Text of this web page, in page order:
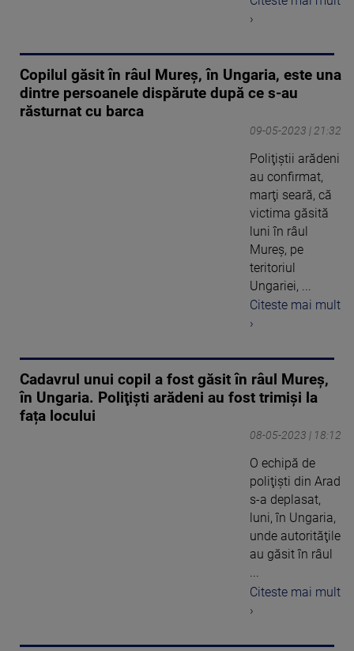
›
Copilul găsit în râul Mureş, în Ungaria, este una
dintre persoanele dispărute după ce s-au
răsturnat cu barca
09-05-2023 | 21:32
Poliţiştii arădeni
au confirmat,
marţi seară, că
victima găsită
luni în râul
Mureş, pe
teritoriul
Ungariei, ...
Citeste mai mult
›
Cadavrul unui copil a fost găsit în râul Mureș,
în Ungaria. Poliţişti arădeni au fost trimişi la
fața locului
08-05-2023 | 18:12
O echipă de
poliţişti din Arad
s-a deplasat,
luni, în Ungaria,
unde autorităţile
au găsit în râul
...
Citeste mai mult
›